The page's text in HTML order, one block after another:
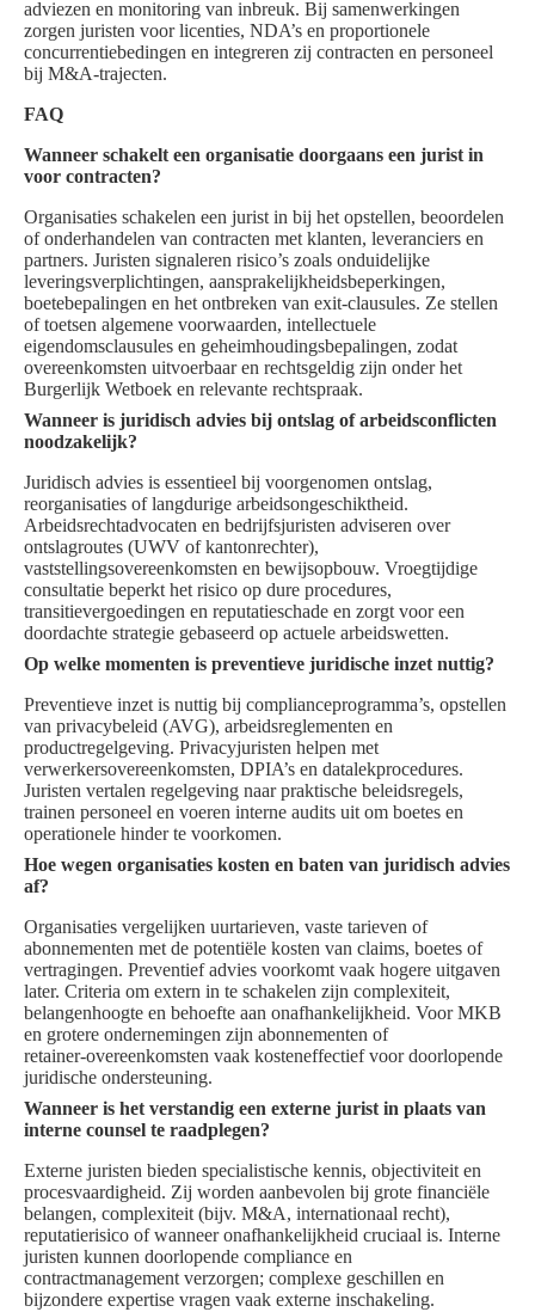
adviezen en monitoring van inbreuk. Bij samenwerkingen
zorgen juristen voor licenties, NDA’s en proportionele
concurrentiebedingen en integreren zij contracten en personeel
bij M&A-trajecten.
FAQ
Wanneer schakelt een organisatie doorgaans een jurist in
voor contracten?
Organisaties schakelen een jurist in bij het opstellen, beoordelen
of onderhandelen van contracten met klanten, leveranciers en
partners. Juristen signaleren risico’s zoals onduidelijke
leveringsverplichtingen, aansprakelijkheidsbeperkingen,
boetebepalingen en het ontbreken van exit-clausules. Ze stellen
of toetsen algemene voorwaarden, intellectuele
eigendomsclausules en geheimhoudingsbepalingen, zodat
overeenkomsten uitvoerbaar en rechtsgeldig zijn onder het
Burgerlijk Wetboek en relevante rechtspraak.
Wanneer is juridisch advies bij ontslag of arbeidsconflicten
noodzakelijk?
Juridisch advies is essentieel bij voorgenomen ontslag,
reorganisaties of langdurige arbeidsongeschiktheid.
Arbeidsrechtadvocaten en bedrijfsjuristen adviseren over
ontslagroutes (UWV of kantonrechter),
vaststellingsovereenkomsten en bewijsopbouw. Vroegtijdige
consultatie beperkt het risico op dure procedures,
transitievergoedingen en reputatieschade en zorgt voor een
doordachte strategie gebaseerd op actuele arbeidswetten.
Op welke momenten is preventieve juridische inzet nuttig?
Preventieve inzet is nuttig bij complianceprogramma’s, opstellen
van privacybeleid (AVG), arbeidsreglementen en
productregelgeving. Privacyjuristen helpen met
verwerkersovereenkomsten, DPIA’s en datalekprocedures.
Juristen vertalen regelgeving naar praktische beleidsregels,
trainen personeel en voeren interne audits uit om boetes en
operationele hinder te voorkomen.
Hoe wegen organisaties kosten en baten van juridisch advies
af?
Organisaties vergelijken uurtarieven, vaste tarieven of
abonnementen met de potentiële kosten van claims, boetes of
vertragingen. Preventief advies voorkomt vaak hogere uitgaven
later. Criteria om extern in te schakelen zijn complexiteit,
belangenhoogte en behoefte aan onafhankelijkheid. Voor MKB
en grotere ondernemingen zijn abonnementen of
retainer‑overeenkomsten vaak kosteneffectief voor doorlopende
juridische ondersteuning.
Wanneer is het verstandig een externe jurist in plaats van
interne counsel te raadplegen?
Externe juristen bieden specialistische kennis, objectiviteit en
procesvaardigheid. Zij worden aanbevolen bij grote financiële
belangen, complexiteit (bijv. M&A, internationaal recht),
reputatierisico of wanneer onafhankelijkheid cruciaal is. Interne
juristen kunnen doorlopende compliance en
contractmanagement verzorgen; complexe geschillen en
bijzondere expertise vragen vaak externe inschakeling.